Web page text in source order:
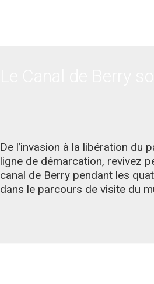
De l’invasion à la libération du
ligne de démarcation, revivez
canal de Berry pendant les
dans le parcours de visite du